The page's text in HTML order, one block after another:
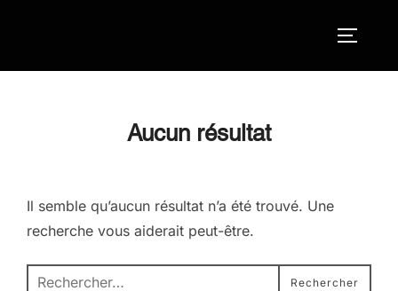
Aucun résultat
Il semble qu’aucun résultat n’a été trouvé. Une
recherche vous aiderait peut-être.
Recherche
Rechercher